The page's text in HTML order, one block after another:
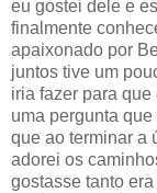
eu gostei dele e
finalmente
apaixonado por
juntos tive um
iria fazer para
uma pergunta
que ao terminar a
adorei os
gostasse tanto